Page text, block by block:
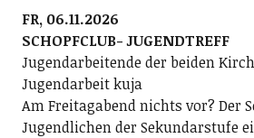
FR, 06.11.2026
SCHOPFCLUB- JUGENDTREFF
Jugendarbeitende der beiden
Jugendarbeit kuja
Am Freitagabend nichts vor? Der
Jugendlichen der Sekundarstufe